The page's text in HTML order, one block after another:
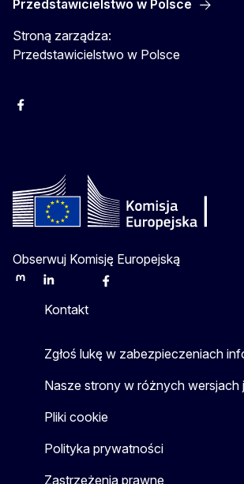
Przedstawicielstwo w Polsce
Stroną zarządza:
Przedstawicielstwo w Polsce
Facebook
Obserwuj Komisję Europejską
MastodonLinkedInBlueskyFacebook
Kontakt
Zgłoś lukę w zabezpieczeniach
Nasze strony w różnych
Pliki cookie
Polityka prywatności
Zastrzeżenia prawne